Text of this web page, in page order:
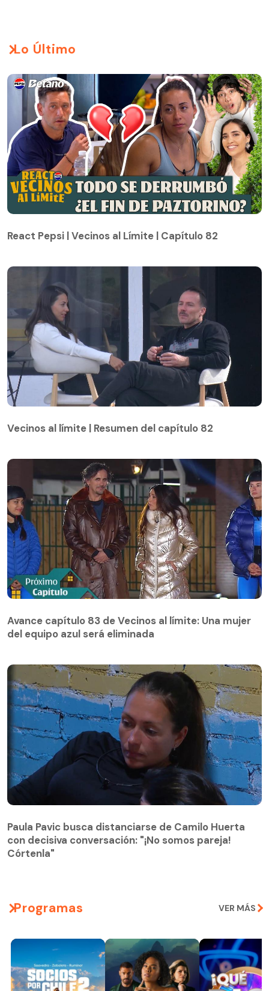
Lo Último
React Pepsi | Vecinos al Límite | Capítulo 82
Vecinos al límite | Resumen del capítulo 82
del equipo azul será eliminada
Avance capítulo 83 de Vecinos al límite: Una mujer
del equipo azul será eliminada
con decisiva conversación: "¡No somos pareja!
Córtenla"
Paula Pavic busca distanciarse de Camilo Huerta
con decisiva conversación: "¡No somos pareja!
Córtenla"
Programas VER MÁS